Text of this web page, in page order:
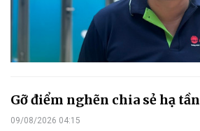
Gỡ điểm nghẽn chia sẻ hạ
09/08/2026 04:15